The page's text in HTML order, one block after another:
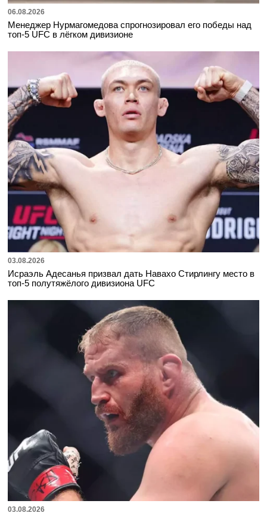
06.08.2026
Менеджер Нурмагомедова спрогнозировал его победы над
топ-5 UFC в лёгком дивизионе
03.08.2026
Исраэль Адесанья призвал дать Навахо Стирлингу место в
топ-5 полутяжёлого дивизиона UFC
03.08.2026